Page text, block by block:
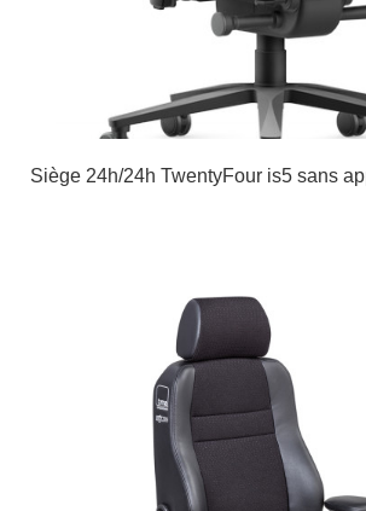
Siège 24h/24h TwentyFour is5 sans